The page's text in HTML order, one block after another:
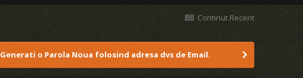
Continut Recent
o Parola Noua folosind adresa dvs de Email.